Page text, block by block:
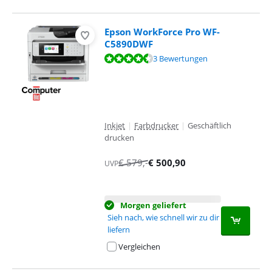
Epson WorkForce Pro WF-
C5890DWF
Bewertet mit 9,1 von 10, basierend auf 3 Bewertungen.
3 Bewertungen
Inkjet | Farbdrucker | Geschäftlich
drucken
UVP€579,-€ 500,90
Morgen geliefert
Sieh nach, wie schnell wir zu dir
liefern
Vergleichen